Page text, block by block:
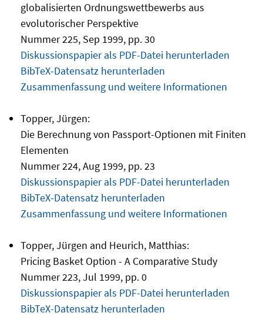
globalisierten Ordnungswettbewerbs aus
evolutorischer Perspektive
Nummer 225, Sep 1999, pp. 30
Diskussionspapier als PDF-Datei herunterladen
BibTeX-Datensatz herunterladen
Zusammenfassung und weitere Informationen
Topper, Jürgen:
Die Berechnung von Passport-Optionen mit Finiten
Elementen
Nummer 224, Aug 1999, pp. 23
Diskussionspapier als PDF-Datei herunterladen
BibTeX-Datensatz herunterladen
Zusammenfassung und weitere Informationen
Topper, Jürgen and Heurich, Matthias:
Pricing Basket Option - A Comparative Study
Nummer 223, Jul 1999, pp. 0
Diskussionspapier als PDF-Datei herunterladen
BibTeX-Datensatz herunterladen